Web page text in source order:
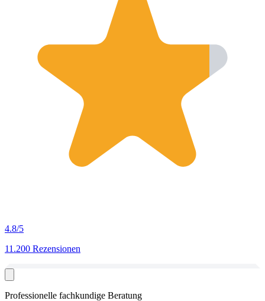
4.8/5
11.200 Rezensionen
Professionelle fachkundige Beratung